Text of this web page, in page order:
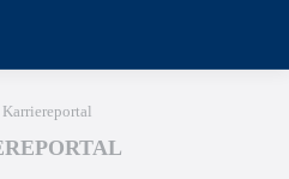
sich hier:
Karriereportal